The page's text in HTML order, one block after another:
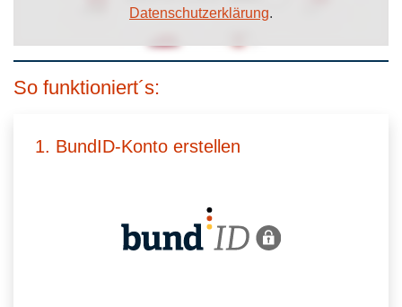
Datenschutzerklärung.
So funktioniert´s:
1. BundID-Konto erstellen